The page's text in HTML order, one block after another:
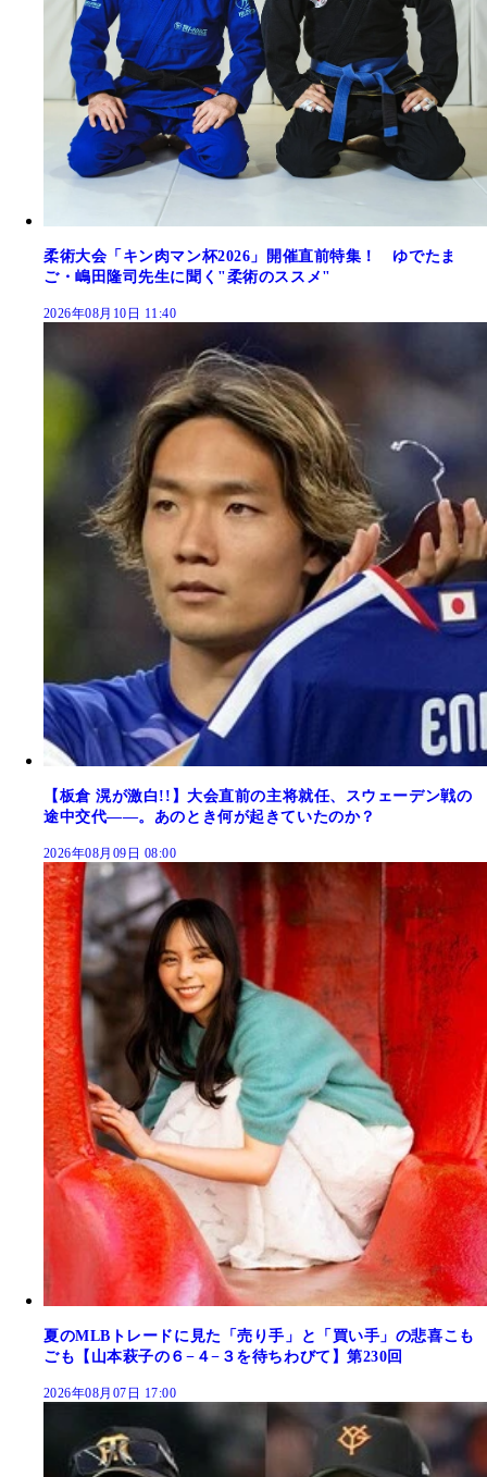
柔術大会「キン肉マン杯2026」開催直前特集！ ゆでたま
ご・嶋田隆司先生に聞く"柔術のススメ"
2026年08月10日 11:40
【板倉 滉が激白!!】大会直前の主将就任、スウェーデン戦の
途中交代――。あのとき何が起きていたのか？
2026年08月09日 08:00
夏のMLBトレードに見た「売り手」と「買い手」の悲喜こも
ごも【山本萩子の６−４−３を待ちわびて】第230回
2026年08月07日 17:00